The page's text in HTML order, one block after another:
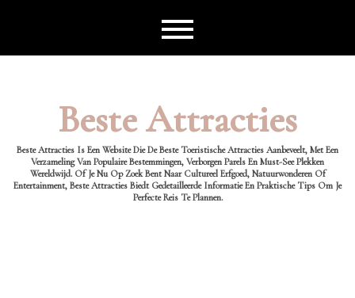
Beste Attracties
Beste Attracties Is Een Website Die De Beste Toeristische Attracties Aanbeveelt, Met Een
Verzameling Van Populaire Bestemmingen, Verborgen Parels En Must-See Plekken
Wereldwijd. Of Je Nu Op Zoek Bent Naar Cultureel Erfgoed, Natuurwonderen Of
Entertainment, Beste Attracties Biedt Gedetailleerde Informatie En Praktische Tips Om Je
Perfecte Reis Te Plannen.